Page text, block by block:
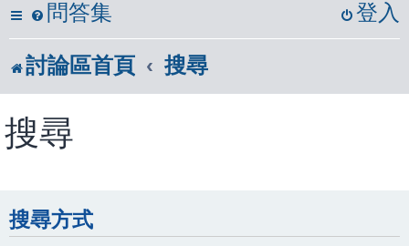
問答集 登入
討論區首頁 搜尋
搜尋
搜尋方式